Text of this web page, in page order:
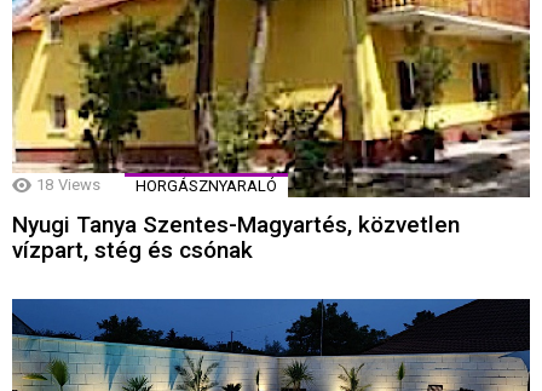
18 Views HORGÁSZNYARALÓ
Nyugi Tanya Szentes-Magyartés, közvetlen
vízpart, stég és csónak